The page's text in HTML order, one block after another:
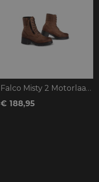
Falco Misty 2 Motorlaars bruin
€ 188,95